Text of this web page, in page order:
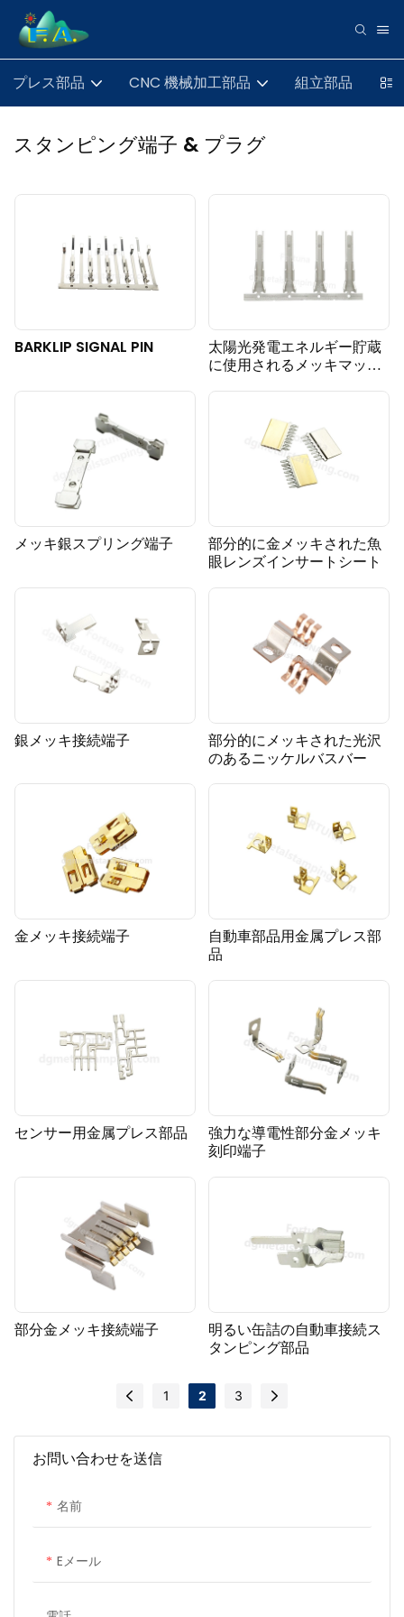
プレス部品 CNC 機械加工部品 組立部品
スタンピング端子 & プラグ
お問い合わせを送信
名前
Eメール
BARKLIP SIGNAL PIN
太陽光発電エネルギー貯蔵
に使用されるメッキマット
メッキ銀スプリング端子
部分的に金メッキされた魚
眼レンズインサートシート
銀メッキ接続端子
部分的にメッキされた光沢
のあるニッケルバスバー
金メッキ接続端子
自動車部品用金属プレス部
品
センサー用金属プレス部品
強力な導電性部分金メッキ
刻印端子
部分金メッキ接続端子
明るい缶詰の自動車接続ス
タンピング部品
1 2 3